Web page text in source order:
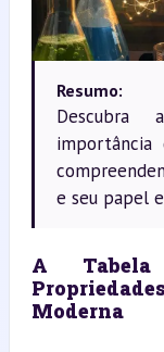
Resumo:
Descubra
e seu papel
A Tabela
Moderna